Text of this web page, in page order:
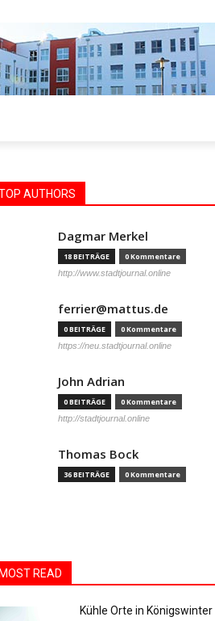
AUTHORS
Dagmar Merkel
18 BEITRÄGE 0 Kommentare
http://www.stadtjournal.online
ferrier@mattus.de
0 BEITRÄGE 0 Kommentare
https://neu.stadtjournal.online
John Adrian
0 BEITRÄGE 0 Kommentare
http://stadtjournal.online
Thomas Bock
36 BEITRÄGE 0 Kommentare
MOST READ
Kühle Orte in Königswinter